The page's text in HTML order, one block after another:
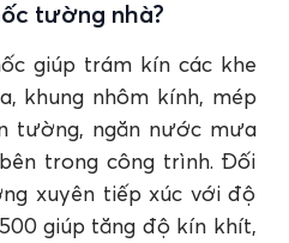
tường nhà?
giúp trám kín các khe
khung nhôm kính, mép
tường, ngăn nước mưa
trong công trình. Đối
xuyên tiếp xúc với độ
giúp tăng độ kín khít,